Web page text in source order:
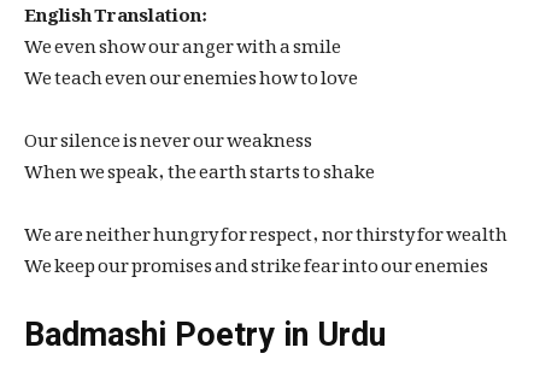
English Translation:
We even show our anger with a smile
We teach even our enemies how to love
Our silence is never our weakness
When we speak, the earth starts to shake
We are neither hungry for respect, nor thirsty for wealth
We keep our promises and strike fear into our enemies
Badmashi Poetry in Urdu